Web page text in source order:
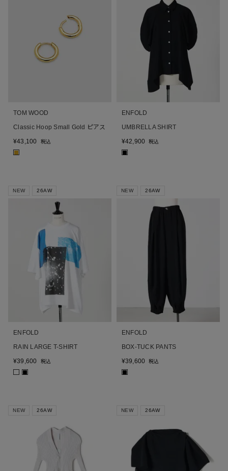
TOM WOOD
Classic Hoop Small Gold ピアス
¥43,100 税込
■
ENFOLD
UMBRELLA SHIRT
¥42,900 税込
■
NEW 26AW
ENFOLD
RAIN LARGE T-SHIRT
¥39,600 税込
■
NEW 26AW
ENFOLD
BOX-TUCK PANTS
¥39,600 税込
■
NEW 26AW NEW 26AW